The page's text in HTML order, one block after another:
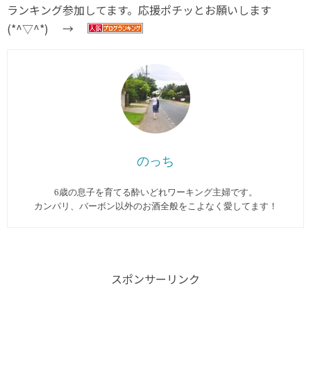
ランキング参加してます。応援ポチッとお願いします
(*^▽^*) →
のっち
6歳の息子を育てる酔いどれワーキング主婦です。
カンパリ、バーボン以外のお酒全般をこよなく愛してます︎！
スポンサーリンク